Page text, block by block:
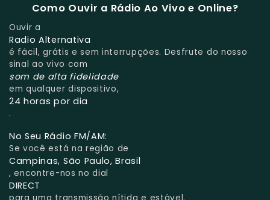
Como Ouvir a Rádio Ao Vivo e Online?
Ouvir a
Radio Alternativa
é fácil, grátis e sem interrupções. Desfrute do nosso
sinal ao vivo com
som de alta fidelidade
em qualquer dispositivo,
24 horas por dia
.
No Seu Rádio FM/AM:
Se você está na região de
Campinas, São Paulo, Brasil
, encontre-nos no dial
DIRECT